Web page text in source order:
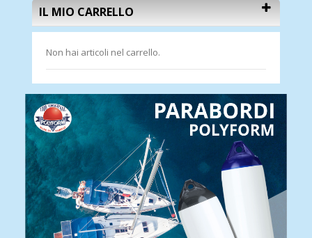
IL MIO CARRELLO
Non hai articoli nel carrello.